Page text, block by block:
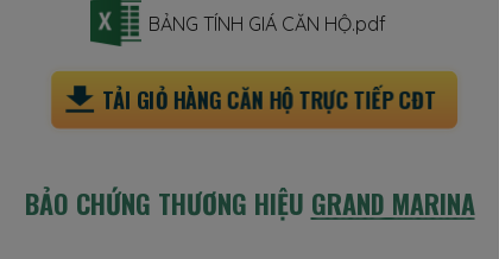
TẢI GIỎ HÀNG CĂN HỘ TRỰC TIẾP CĐT
BẢNG TÍNH GIÁ CĂN HỘ.pdf
BẢO CHỨNG THƯƠNG HIỆU GRAND MARINA